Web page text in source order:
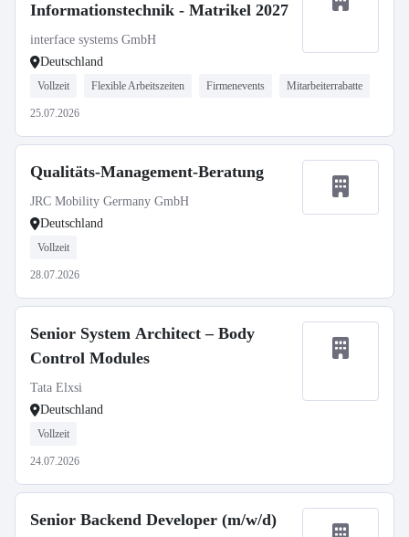
Informationstechnik - Matrikel 2027
interface systems GmbH
Deutschland
Vollzeit Flexible Arbeitszeiten Firmenevents Mitarbeiterrabatte
25.07.2026
Qualitäts-Management-Beratung
JRC Mobility Germany GmbH
Deutschland
Vollzeit
28.07.2026
Senior System Architect – Body
Control Modules
Tata Elxsi
Deutschland
Vollzeit
24.07.2026
Senior Backend Developer (m/w/d)